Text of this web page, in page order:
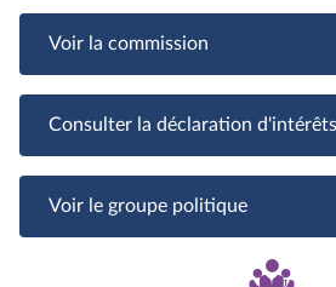
Voir la commission
Consulter la déclaration
Voir le groupe politique